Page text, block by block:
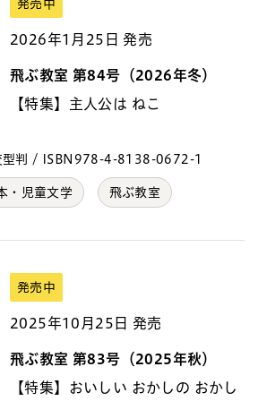
発売中
2026年1月25日 発売
飛ぶ教室 第84号（2026年冬）
【特集】主人公は ねこ
型判 / ISBN978-4-8138-0672-1
・児童文学 飛ぶ教室
発売中
2025年10月25日 発売
飛ぶ教室 第83号（2025年秋）
【特集】おいしい おかしの おかし